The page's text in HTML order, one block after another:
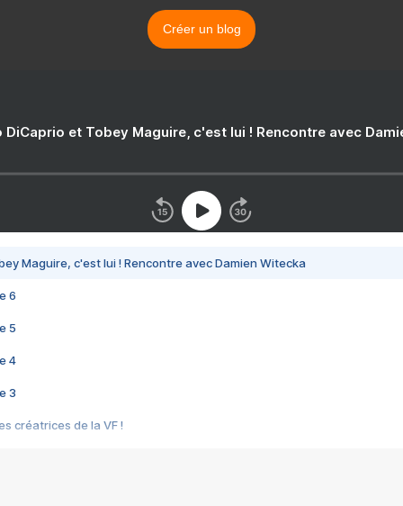
Créer un blog
DiCaprio et Tobey Maguire, c'est lui ! Rencontre avec
Maguire, c'est lui ! Rencontre avec Damien Witecka
6
5
4
3
créatrices de la VF !